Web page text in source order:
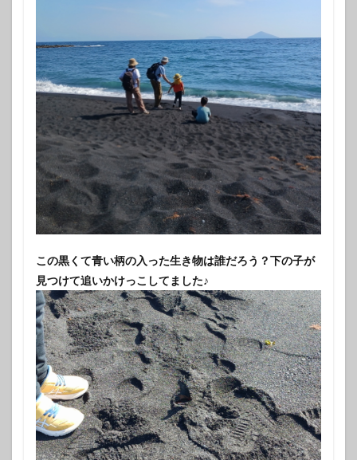
この黒くて青い柄の入った生き物は誰だろう？下の子が
見つけて追いかけっこしてました♪